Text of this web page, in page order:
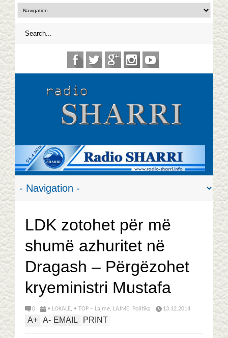
LDK zotohet për më
shumë azhuritet në
Dragash – Përgëzohet
kryeministri Mustafa
0 • LOKALE, • TOP – Lajme, LAJME, Politika 13.12.2014
A+ A- EMAIL PRINT